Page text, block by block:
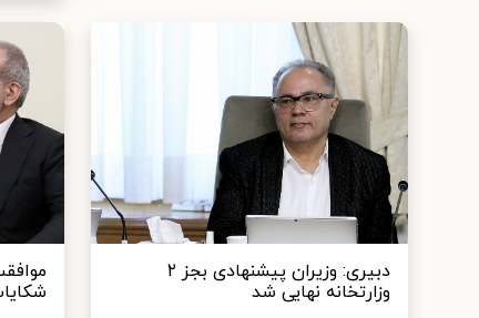
دبیری: وزیران پیشنهادی بجز ۲
وزارتخانه نهایی شد